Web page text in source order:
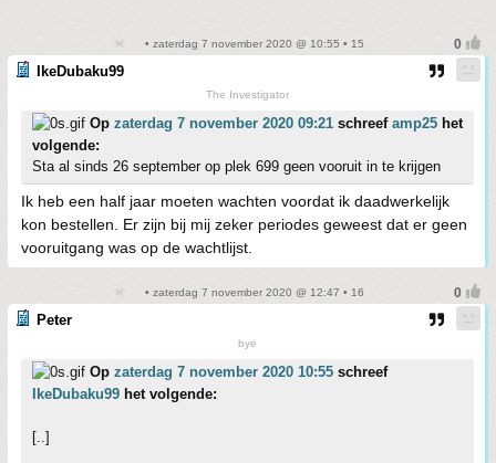
• zaterdag 7 november 2020 @ 10:55 • 15
IkeDubaku99
The Investigator
Op zaterdag 7 november 2020 09:21 schreef amp25 het
volgende:
Sta al sinds 26 september op plek 699 geen vooruit in te krijgen
Ik heb een half jaar moeten wachten voordat ik daadwerkelijk
kon bestellen. Er zijn bij mij zeker periodes geweest dat er geen
vooruitgang was op de wachtlijst.
• zaterdag 7 november 2020 @ 12:47 • 16
Peter
bye
Op zaterdag 7 november 2020 10:55 schreef
IkeDubaku99 het volgende:
[..]